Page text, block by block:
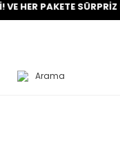
PAKETE SÜRPRİZ
Arama